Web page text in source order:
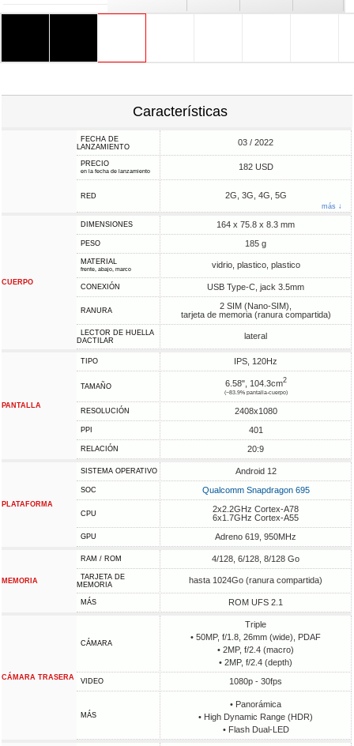
Características
FECHA DE
LANZAMIENTO
03 / 2022
PRECIO
en la fecha de lanzamiento 182 USD
RED 2G, 3G, 4G, 5G
más ↓
CUERPO
DIMENSIONES 164 x 75.8 x 8.3 mm
PESO 185 g
MATERIAL
frente, abajo, marco vidrio, plastico, plastico
CONEXIÓN USB Type-C, jack 3.5mm
RANURA
2 SIM (Nano-SIM),
tarjeta de memoria (ranura compartida)
LECTOR DE HUELLA
DACTILAR
lateral
PANTALLA
TIPO IPS, 120Hz
TAMAÑO 6.58", 104.3cm2
(~83.9% pantalla-cuerpo)
RESOLUCIÓN 2408x1080
PPI 401
RELACIÓN 20:9
PLATAFORMA
SISTEMA OPERATIVO Android 12
SOC Qualcomm Snapdragon 695
CPU
2x2.2GHz Cortex-A78
6x1.7GHz Cortex-A55
GPU Adreno 619, 950MHz
MEMORIA
RAM / ROM 4/128, 6/128, 8/128 Go
TARJETA DE
MEMORIA
hasta 1024Go (ranura compartida)
MÁS ROM UFS 2.1
CÁMARA TRASERA
CÁMARA
Triple
• 50MP, f/1.8, 26mm (wide), PDAF
• 2MP, f/2.4 (macro)
• 2MP, f/2.4 (depth)
VIDEO 1080p - 30fps
MÁS
• Panorámica
• High Dynamic Range (HDR)
• Flash Dual-LED